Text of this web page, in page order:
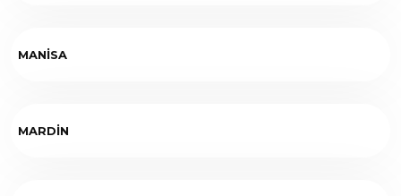
MANİSA
MARDİN